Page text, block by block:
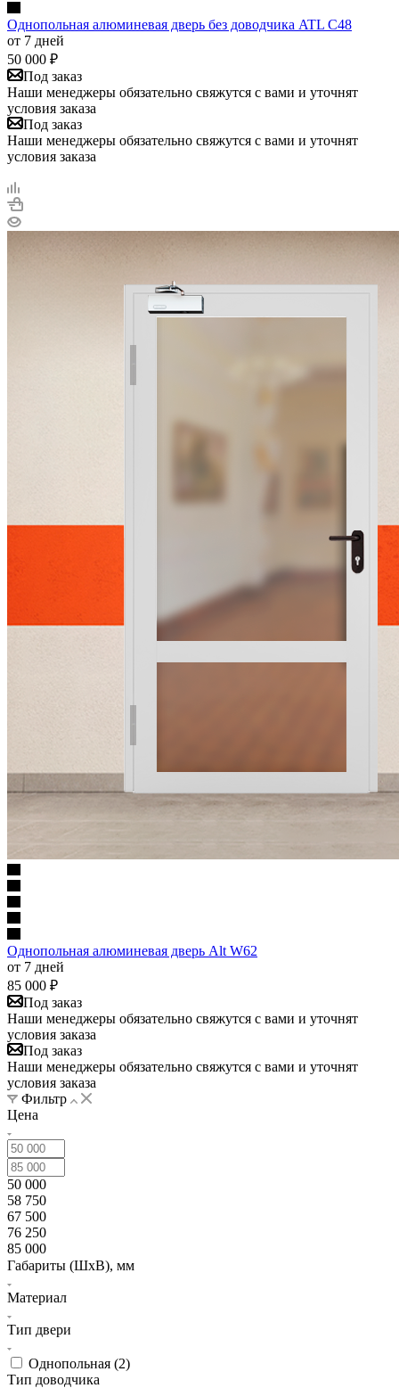
Однопольная алюминевая дверь без доводчика ATL C48
от 7 дней
50 000 ₽
Под заказ
Наши менеджеры обязательно свяжутся с вами и уточнят
условия заказа
Под заказ
Наши менеджеры обязательно свяжутся с вами и уточнят
условия заказа
Однопольная алюминевая дверь Alt W62
от 7 дней
85 000 ₽
Под заказ
Наши менеджеры обязательно свяжутся с вами и уточнят
условия заказа
Под заказ
Наши менеджеры обязательно свяжутся с вами и уточнят
условия заказа
Фильтр
Цена
50 000
58 750
67 500
76 250
85 000
Габариты (ШхВ), мм
Материал
Тип двери
Однопольная (2)
Тип доводчика